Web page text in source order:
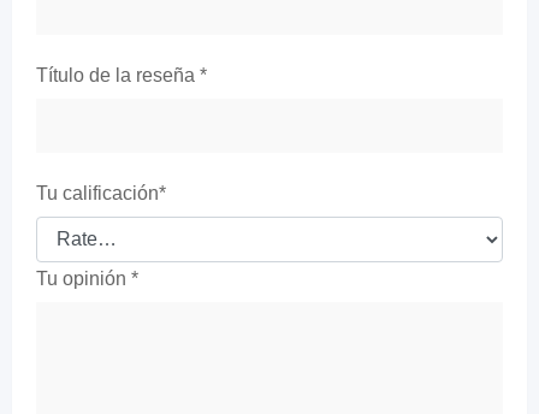
Título de la reseña *
Tu calificación*
Tu opinión *